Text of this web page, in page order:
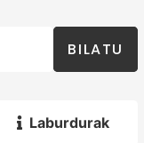
BILATU
Laburdurak